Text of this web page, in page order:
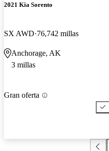
2021 Kia Sorento
SX AWD 76,742 millas
Anchorage, AK
3 millas
Gran oferta